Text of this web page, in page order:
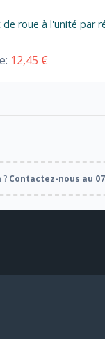
de roue à l'unité par
12,45 €
? Contactez-nous au 07